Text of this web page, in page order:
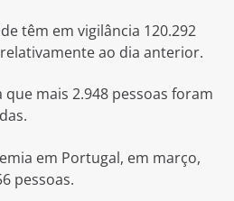
têm em vigilância 120.292
ao dia anterior.
mais 2.948 pessoas foram
em Portugal, em março,
pessoas.